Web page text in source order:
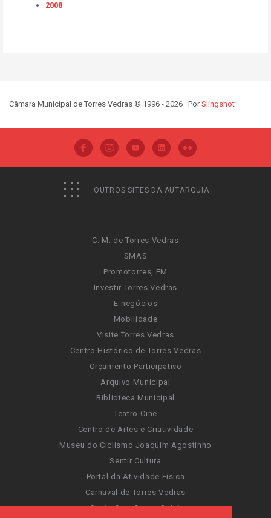
2008
Câmara Municipal de Torres Vedras © 1996 - 2026 · PorSlingshot
OUTROS SITES DA AUTARQUIA
C. M. de Torres Vedras
SMAS
Promotorres, EM
Investir Torres Vedras
E-negócios
Mobilidade
Visite Torres Vedras
Centro Histórico de Torres Vedras
Orçamento Participativo
Arquivo Municipal
Biblioteca Municipal
Teatro-Cine
Centro de Artes e Criatividade
Museu do Ciclismo Joaquim Agostinho
Sentir Cultura
Portal da Atividade Física
Carnaval de Torres Vedras
Santa Cruz Ocean Spirit